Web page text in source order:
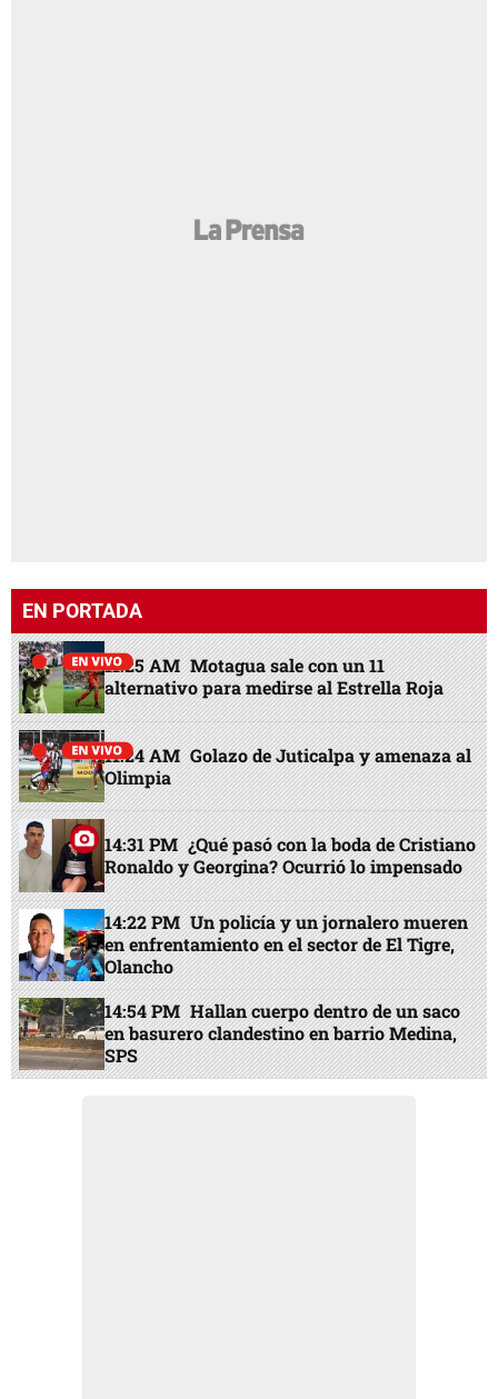
EN PORTADA
11:25 AM Motagua sale con un 11
alternativo para medirse al Estrella Roja
11:24 AM Golazo de Juticalpa y amenaza al
Olimpia
14:31 PM ¿Qué pasó con la boda de Cristiano
Ronaldo y Georgina? Ocurrió lo impensado
14:22 PM Un policía y un jornalero mueren
en enfrentamiento en el sector de El Tigre,
Olancho
14:54 PM Hallan cuerpo dentro de un saco
en basurero clandestino en barrio Medina,
SPS